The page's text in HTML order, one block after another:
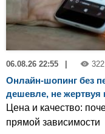
06.08.26 22:55 322
Онлайн-шопинг без
дешевле, не жертвуя
Цена и качество:
прямой зависимости